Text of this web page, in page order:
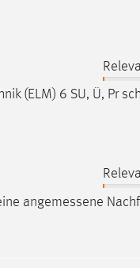
(ELM) 6 SU, Ü, Pr
angemessene